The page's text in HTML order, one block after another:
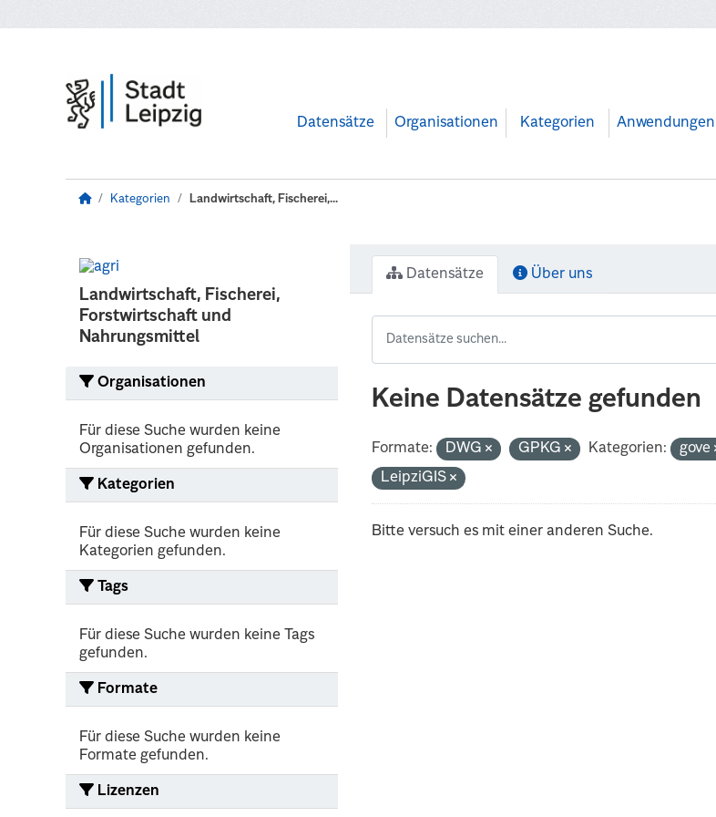
Datensätze Organisationen Kategorien Anwendungen
Kategorien Landwirtschaft, Fischerei,...
Landwirtschaft, Fischerei,
Forstwirtschaft und
Nahrungsmittel
Organisationen
Für diese Suche wurden keine
Organisationen gefunden.
Kategorien
Für diese Suche wurden keine
Kategorien gefunden.
Tags
Für diese Suche wurden keine Tags
gefunden.
Formate
Für diese Suche wurden keine
Formate gefunden.
Lizenzen
Datensätze Über uns
Keine Datensätze gefunden
Formate: DWG GPKG Kategorien: gove
LeipziGIS
Bitte versuch es mit einer anderen Suche.